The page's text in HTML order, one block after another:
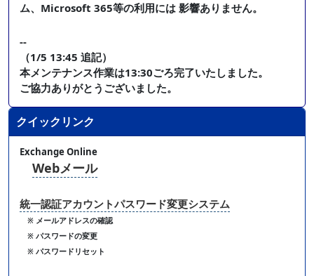
ム、Microsoft 365等の利用には 影響ありません。
--
（1/5 13:45 追記）
本メンテナンス作業は13:30ごろ完了いたしました。
ご協力ありがとうございました。
クイックリンク
Exchange Online
Webメール
統一認証アカウントパスワード変更システム
※ メールアドレスの確認
※ パスワードの変更
※ パスワードリセット